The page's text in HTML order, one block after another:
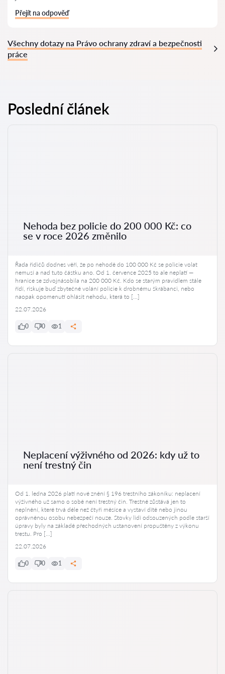
Přejít na odpověď
Všechny dotazy na Právo ochrany zdraví a bezpečnosti
práce
Poslední článek
Nehoda bez policie do 200 000 Kč: co
se v roce 2026 změnilo
Řada řidičů dodnes věří, že po nehodě do 100 000 Kč se policie volat
nemusí a nad tuto částku ano. Od 1. července 2025 to ale neplatí —
hranice se zdvojnásobila na 200 000 Kč. Kdo se starým pravidlem stále
řídí, riskuje buď zbytečné volání policie k drobnému škrábanci, nebo
naopak opomenutí ohlásit nehodu, která to […]
22.07.2026
0 0 1
Neplacení výživného od 2026: kdy už to
není trestný čin
Od 1. ledna 2026 platí nové znění § 196 trestního zákoníku: neplacení
výživného už samo o sobě není trestný čin. Trestné zůstává jen to
neplnění, které trvá déle než čtyři měsíce a vystaví dítě nebo jinou
oprávněnou osobu nebezpečí nouze. Stovky lidí odsouzených podle starší
úpravy byly na základě přechodných ustanovení propuštěny z výkonu
trestu. Pro […]
22.07.2026
0 0 1